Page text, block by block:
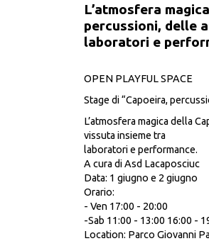
L’atmosfera
percussioni, delle
laboratori e
OPEN PLAYFUL SPACE
Stage di “Capoeira,
L’atmosfera magica della
vissuta insieme tra
laboratori e performance.
A cura di Asd Lacaposciuc
Data: 1 giugno e 2 giugno
Orario:
- Ven 17:00 - 20:00
-Sab 11:00 - 13:00 16:00 -
Location: Parco Giovanni